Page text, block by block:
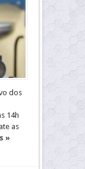
dos
14h
as
»